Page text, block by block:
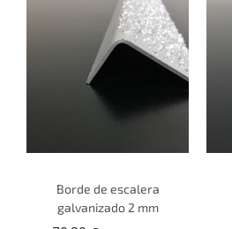
Borde de escalera
galvanizado 2 mm